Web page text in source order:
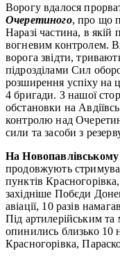
Ворогу вдалося
Очеретиного, про що
Наразі частина, в
вогневим контролем.
ворога звідти,
підрозділами Сил
розширення успіху на
4 бригади. З нашої
обстановки на
контролю над
сили та засоби з
На
продовжують
пунктів
західніше Побєди
авіації, 10 разів
Під артилерійським
опинились близько 10
Красногорівка,